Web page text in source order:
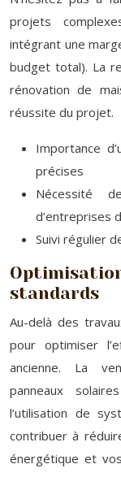
projets
intégrant une
budget total). La
rénovation de
réussite du projet.
Importance
précises
Nécessité
d’entreprises
Suivi régulier
standards
Au-delà des
pour optimiser
ancienne. La
panneaux
l’utilisation de
contribuer à
énergétique et